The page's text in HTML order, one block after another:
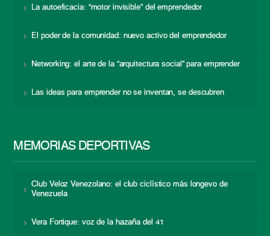
La autoeficacia: “motor invisible” del emprendedor
El poder de la comunidad: nuevo activo del emprendedor
Networking: el arte de la “arquitectura social” para emprender
Las ideas para emprender no se inventan, se descubren
MEMORIAS DEPORTIVAS
Club Veloz Venezolano: el club ciclístico más longevo de
Venezuela
Vera Fortique: voz de la hazaña del 41